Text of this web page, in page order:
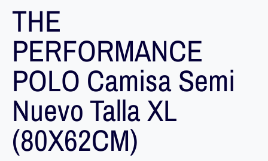
THE
PERFORMANCE
POLO Camisa Semi
Nuevo Talla XL
(80X62CM)